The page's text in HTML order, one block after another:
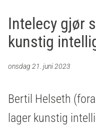
Intelecy gjør
kunstig
onsdag 21. juni 2023
Bertil Helseth
lager kunstig